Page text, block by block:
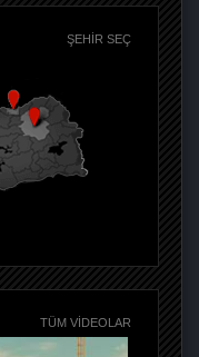
ŞEHIR SEÇ
TÜM VIDEOLAR